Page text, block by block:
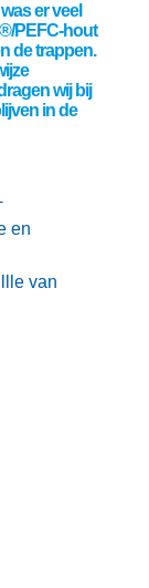
er veel
PEFC-hout
de trappen.
wij bij
in de
en
van